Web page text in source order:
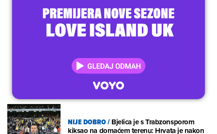
NIJE DOBRO/Bjelica je s Trabzonsporom
kiksao na domaćem terenu: Hrvata je nakon